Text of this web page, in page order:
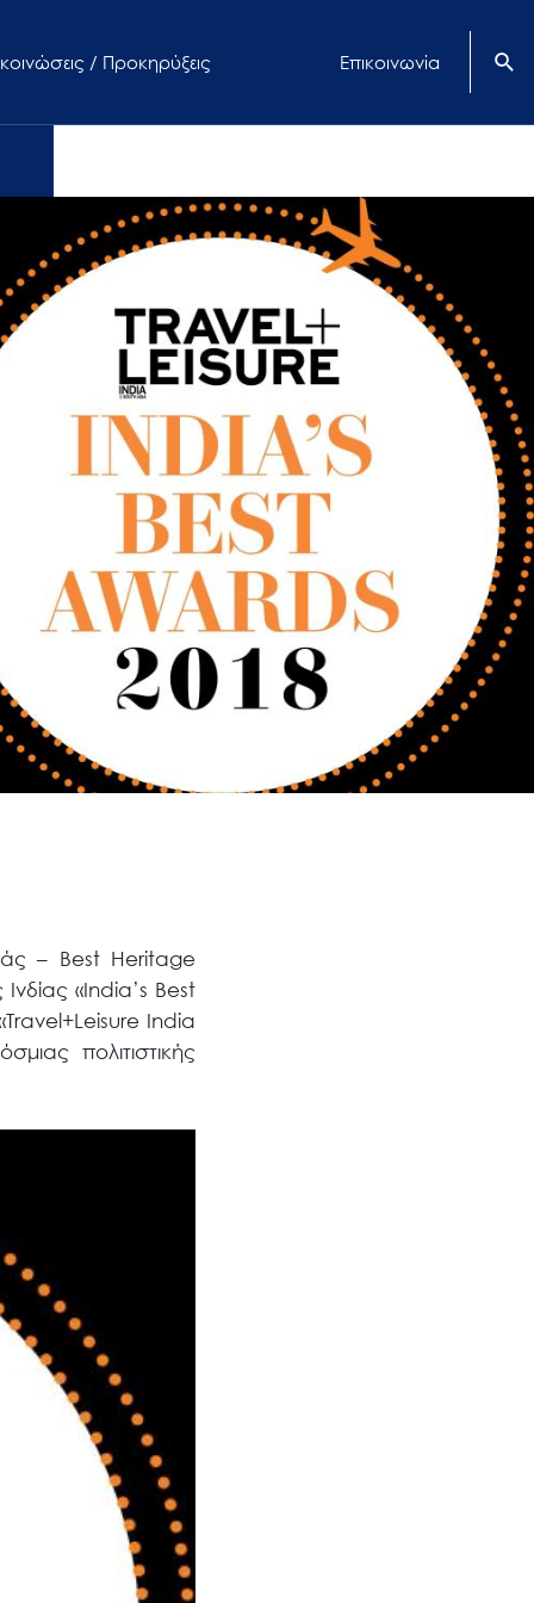
/ Προκηρύξεις Επικοινωνία
– Best Heritage
«India’s Best
India
πολιτιστικής